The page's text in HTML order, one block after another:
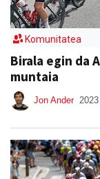
Komunitatea
Birala egin da
muntaia
Jon Ander